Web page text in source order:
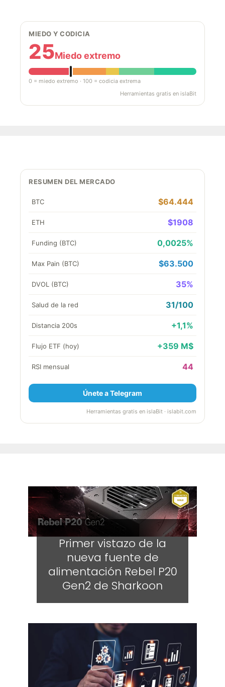
MIEDO Y CODICIA
25Miedo extremo
0 = miedo extremo · 100 = codicia extrema
Herramientas gratis en islaBit
RESUMEN DEL MERCADO
BTC $64.444
ETH $1908
Funding (BTC) 0,0025%
Max Pain (BTC) $63.500
DVOL (BTC) 35%
Salud de la red 31/100
Distancia 200s +1,1%
Flujo ETF (hoy) +359 M$
RSI mensual 44
Únete a Telegram
Herramientas gratis en islaBit · islabit.com
Primer vistazo de la
nueva fuente de
alimentación Rebel P20
Gen2 de Sharkoon